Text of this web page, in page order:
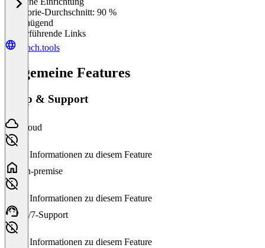
%
Kategorie-Durchschnitt: 90 %
Ungenügend
Weiterführende Links
hunch.tools
Allgemeine Features
Setup & Support
Cloud
Keine Informationen zu diesem Feature
On-premise
Keine Informationen zu diesem Feature
24/7-Support
Keine Informationen zu diesem Feature